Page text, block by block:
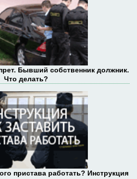
Бывший собственник должник.
Что делать?
пристава работать? Инструкция